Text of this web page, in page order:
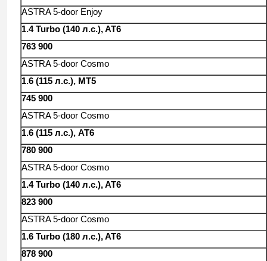
ASTRA 5-door Enjoy
1.4 Turbo (140 л.с.), AT6
763 900
ASTRA 5-door Cosmo
1.6 (115 л.с.), MT5
745 900
ASTRA 5-door Cosmo
1.6 (115 л.с.), AT6
780 900
ASTRA 5-door Cosmo
1.4 Turbo (140 л.с.), AT6
823 900
ASTRA 5-door Cosmo
1.6 Turbo (180 л.с.), AT6
878 900